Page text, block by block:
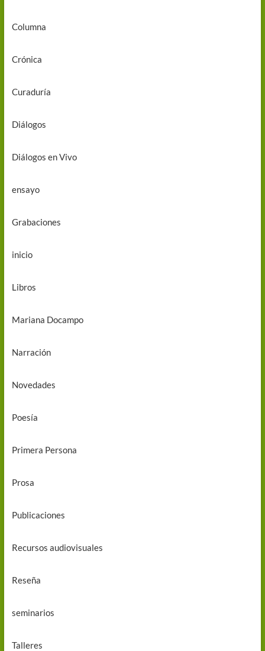
Columna
Crónica
Curaduría
Diálogos
Diálogos en Vivo
ensayo
Grabaciones
inicio
Libros
Mariana Docampo
Narración
Novedades
Poesía
Primera Persona
Prosa
Publicaciones
Recursos audiovisuales
Reseña
seminarios
Talleres